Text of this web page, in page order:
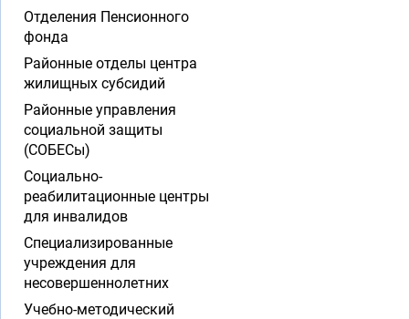
Отделения Пенсионного
фонда
Районные отделы центра
жилищных субсидий
Районные управления
социальной защиты
(СОБЕСы)
Социально-
реабилитационные центры
для инвалидов
Специализированные
учреждения для
несовершеннолетних
Учебно-методический